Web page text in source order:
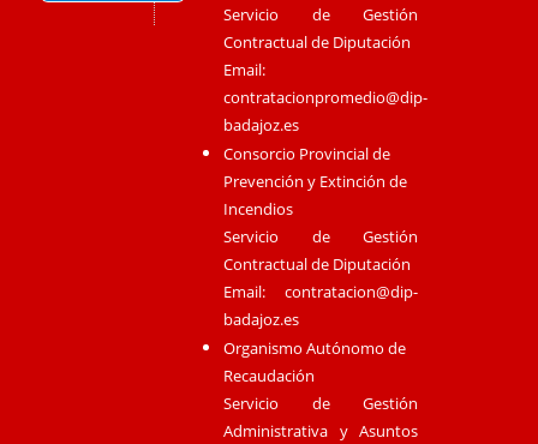
Servicio de Gestión
Contractual de Diputación
Email:
contratacionpromedio@dip-
badajoz.es
Consorcio Provincial de
Prevención y Extinción de
Incendios
Servicio de Gestión
Contractual de Diputación
Email:contratacion@dip-
badajoz.es
Organismo Autónomo de
Recaudación
Servicio de Gestión
Administrativa y Asuntos